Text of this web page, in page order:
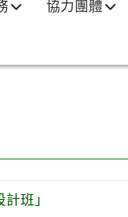
填)：
協力團體
班」